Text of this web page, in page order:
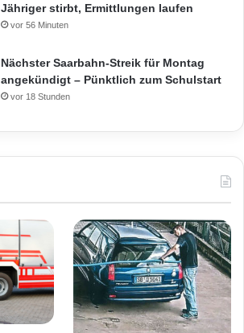
Jähriger stirbt, Ermittlungen laufen
vor 56 Minuten
Nächster Saarbahn-Streik für Montag
angekündigt – Pünktlich zum Schulstart
vor 18 Stunden